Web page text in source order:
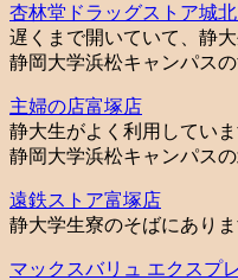
杏林堂ドラッグストア城
遅くまで開いていて、静
静岡大学浜松キャンパス
主婦の店富塚店
静大生がよく利用していま
静岡大学浜松キャンパスの
遠鉄ストア富塚店
静大学生寮のそばにありま
マックスバリュ エクスプ